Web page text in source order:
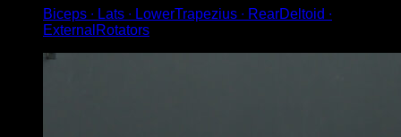
Biceps ∙ Lats ∙ LowerTrapezius ∙ RearDeltoid ∙
ExternalRotators